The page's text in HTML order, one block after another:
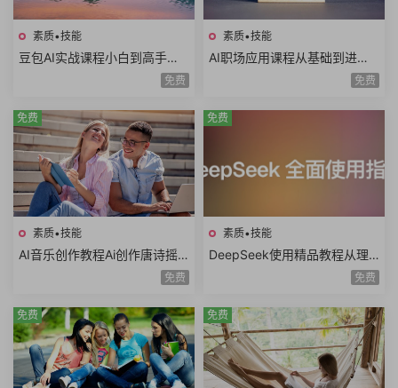
素质•技能
豆包AI实战课程小白到高手速
成豆包智能体AI写作辅助内容
免费
素质•技能
AI职场应用课程从基础到进阶
写日报做PPT做Excel写方案写
免费
素质•技能
AI音乐创作教程Ai创作唐诗摇
滚AI复活老照片AI制作MV情歌
免费
免费
素质•技能
DeepSeek使用精品教程从理
论到实践模型训练DeepSeek
免费
免费
免费 免费